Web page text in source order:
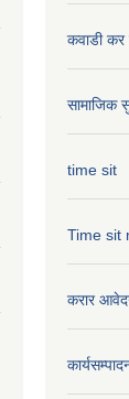
कवाडी कर
सामाजिक
time sit
Time sit
करार